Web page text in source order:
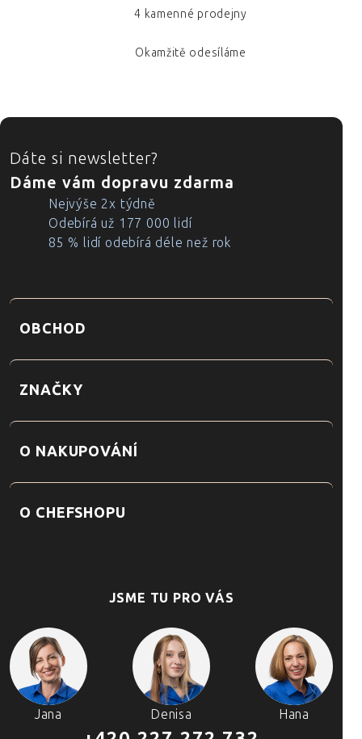
4 kamenné prodejny
Okamžitě odesíláme
ZÁPATÍ
Dáte si newsletter?
Dáme vám dopravu zdarma
Nejvýše 2x týdně
Odebírá už 177 000 lidí
85 % lidí odebírá déle než rok
OBCHOD
ZNAČKY
O NAKUPOVÁNÍ
O CHEFSHOPU
JSME TU PRO VÁS
Jana Denisa Hana